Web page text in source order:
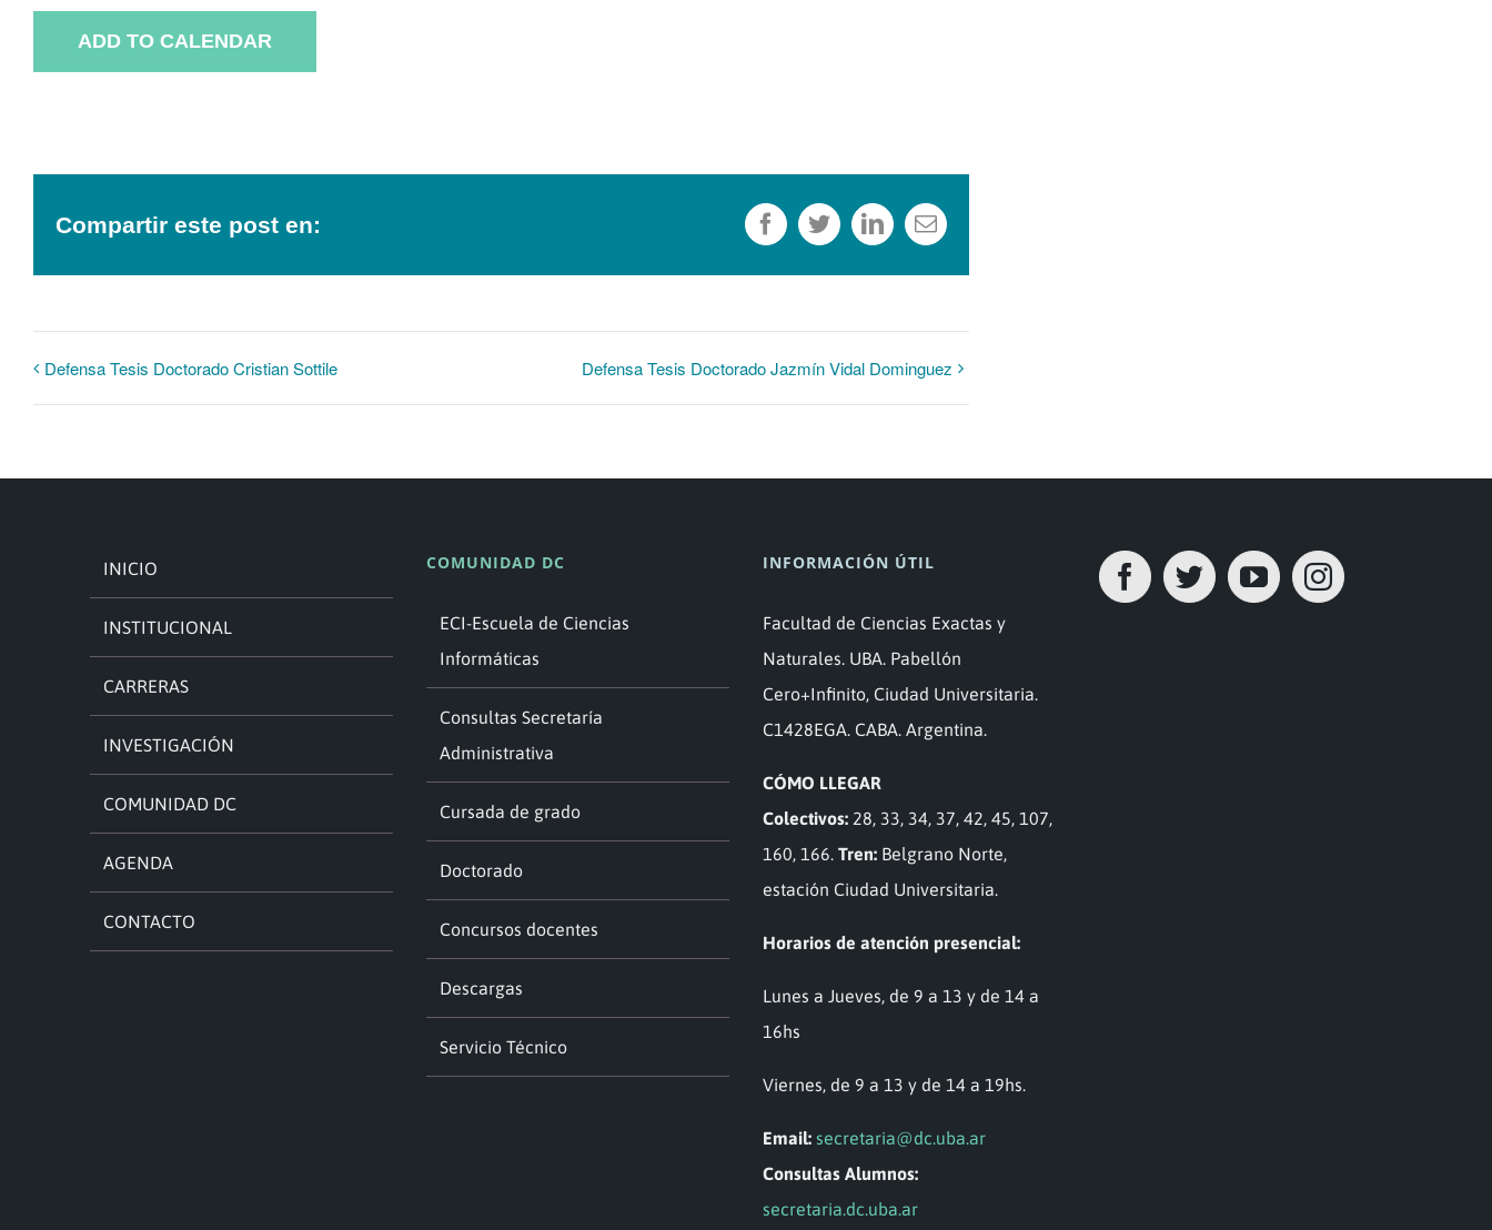
ADD TO CALENDAR
Compartir este post en: FacebookTwitterLinkedInCorreo
Defensa Tesis Doctorado Cristian Sottile Defensa Tesis Doctorado Jazmín Vidal Dominguez
INICIO
INSTITUCIONAL
CARRERAS
INVESTIGACIÓN
COMUNIDAD DC
AGENDA
CONTACTO
COMUNIDAD DC
ECI-Escuela de Ciencias
Informáticas
Consultas Secretaría
Administrativa
Cursada de grado
Doctorado
Concursos docentes
Descargas
Servicio Técnico
INFORMACIÓN ÚTIL
Facultad de Ciencias Exactas y
Naturales. UBA. Pabellón
Cero+Infinito, Ciudad Universitaria.
C1428EGA. CABA. Argentina.
CÓMO LLEGAR
Colectivos:28, 33, 34, 37, 42, 45, 107,
160, 166.Tren:Belgrano Norte,
estación Ciudad Universitaria.
Horarios de atención presencial:
Lunes a Jueves, de 9 a 13 y de 14 a
16hs
Viernes, de 9 a 13 y de 14 a 19hs.
Email: secretaria@dc.uba.ar
Consultas Alumnos:
secretaria.dc.uba.ar